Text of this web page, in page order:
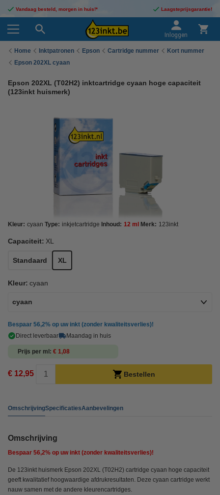
Vandaag besteld, morgen in huis!* Laagsteprijsgarantie!
Inloggen
Home Inktpatronen Epson Cartridge nummer
Kort nummer
Epson 202XL cyaan
Epson 202XL (T02H2) inktcartridge cyaan hoge capaciteit
(123inkt huismerk)
Kleur: cyaan Type: inkjetcartridge Inhoud: 12 ml Merk: 123inkt
Capaciteit: XL
Standaard XL
Kleur: cyaan
cyaan
Bespaar 56,2% op uw inkt (zonder kwaliteitsverlies)!
Direct leverbaar
Maandag in huis
Prijs per ml € 1,08
€ 12,95 Bestellen
OmschrijvingSpecificatiesAanbevelingen
Omschrijving
Bespaar 56,2% op uw inkt (zonder kwaliteitsverlies)!
De 123inkt huismerk Epson 202XL (T02H2) cartridge cyaan hoge capaciteit
geeft kwalitatief hoogwaardige afdrukresultaten. Deze cyaan cartridge werkt
nauw samen met de andere kleurencartridges.